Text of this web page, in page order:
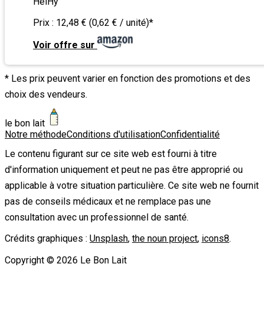
Prix : 12,48 € (0,62 € / unité)*
Voir offre sur
* Les prix peuvent varier en fonction des promotions et des
choix des vendeurs.
le bon lait
Notre méthodeConditions d'utilisationConfidentialité
Le contenu figurant sur ce site web est fourni à titre
d'information uniquement et peut ne pas être approprié ou
applicable à votre situation particulière. Ce site web ne fournit
pas de conseils médicaux et ne remplace pas une
consultation avec un professionnel de santé.
Crédits graphiques : Unsplash, the noun project, icons8.
Copyright © 2026 Le Bon Lait